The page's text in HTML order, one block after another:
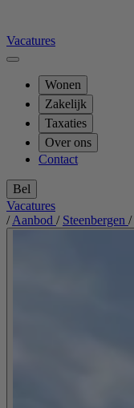
Vacatures
Wonen
Zakelijk
Taxaties
Over ons
Contact
Bel
Vacatures
/ Aanbod / Steenbergen /